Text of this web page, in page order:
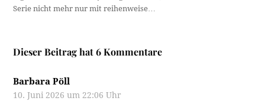
Serie nicht mehr nur mit reihenweise…
Dieser Beitrag hat 6 Kommentare
Barbara Pöll
10. Juni 2026 um 22:06 Uhr